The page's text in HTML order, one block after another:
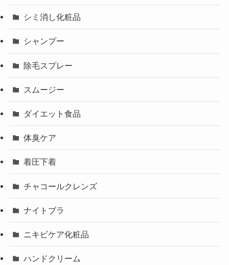
シミ消し化粧品
シャンプー
除毛スプレー
スムージー
ダイエット食品
体臭ケア
着圧下着
チャコールクレンズ
ナイトブラ
ニキビケア化粧品
ハンドクリーム